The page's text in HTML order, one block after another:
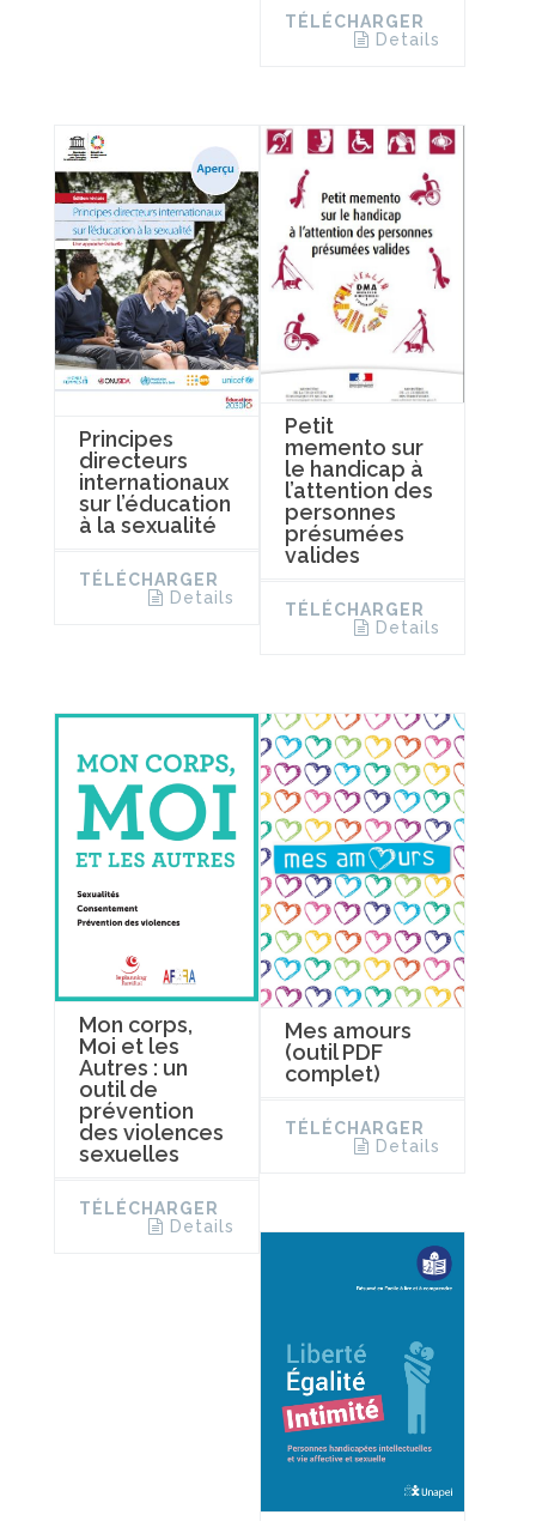
TÉLÉCHARGER
Details
Principes
directeurs
internationaux
sur l’éducation
à la sexualité
TÉLÉCHARGER
Details
Petit
memento sur
le handicap à
l’attention des
personnes
présumées
valides
TÉLÉCHARGER
Details
Mon corps,
Moi et les
Autres : un
outil de
prévention
des violences
sexuelles
TÉLÉCHARGER
Details
Mes amours
(outil PDF
complet)
TÉLÉCHARGER
Details